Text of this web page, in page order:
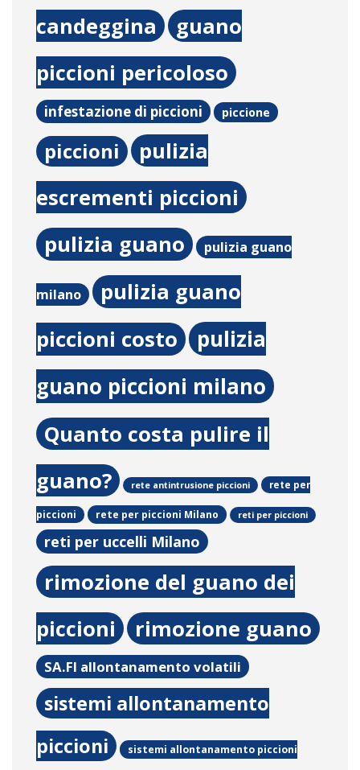
candeggina
guano
piccioni pericoloso
infestazione di piccioni piccione
piccioni
pulizia
escrementi piccioni
pulizia guano pulizia guano
milano
pulizia guano
piccioni costo
pulizia
guano piccioni milano
Quanto costa pulire il
guano?
rete antintrusione piccioni rete per
piccioni rete per piccioni Milano reti per piccioni
reti per uccelli Milano
rimozione del guano dei
piccioni
rimozione guano
SA.FI allontanamento volatili
sistemi allontanamento
piccioni
sistemi allontanamento piccioni